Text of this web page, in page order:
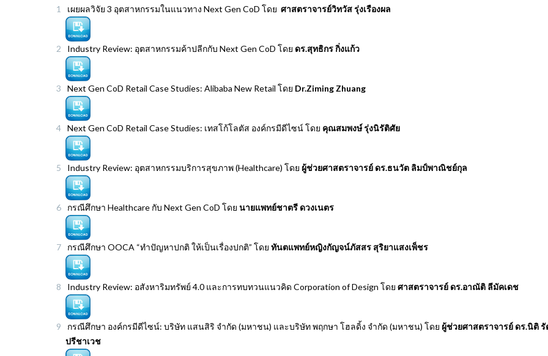
เผยผลวิจัย 3 อุตสาหกรรมในแนวทาง Next Gen CoD โดย ศาสตราจารย์วิทวัส รุ่งเรืองผล
Industry Review: อุตสาหกรรมค้าปลีกกับ Next Gen CoD โดย ดร.สุทธิกร กิ่งแก้ว
Next Gen CoD Retail Case Studies: Alibaba New Retail โดย Dr.Ziming Zhuang
Next Gen CoD Retail Case Studies: เทสโก้โลตัส องค์กรมีดีไซน์ โดย คุณสมพงษ์ รุ่งนิรัติศัย
Industry Review: อุตสาหกรรมบริการสุขภาพ (Healthcare) โดย ผู้ช่วยศาสตราจารย์ ดร.ธนวัต ลิมป์พาณิชย์กุล
กรณีศึกษา Healthcare กับ Next Gen CoD โดย นายแพทย์ชาตรี ดวงเนตร
กรณีศึกษา OOCA “ทำปัญหาปกติ ให้เป็นเรื่องปกติ” โดย ทันตแพทย์หญิงกัญจน์ภัสสร สุริยาแสงเพ็ชร
Industry Review: อสังหาริมทรัพย์ 4.0 และการทบทวนแนวคิด Corporation of Design โดย ศาสตราจารย์ ดร.อาณัติ ลีมัคเดช
กรณีศึกษา องค์กรมีดีไซน์: บริษัท แสนสิริ จำกัด (มหาชน) และบริษัท พฤกษา โฮลดิ้ง จำกัด (มหาชน) โดย ผู้ช่วยศาสตราจารย์ ดร.นิติ
ปรีชาเวช